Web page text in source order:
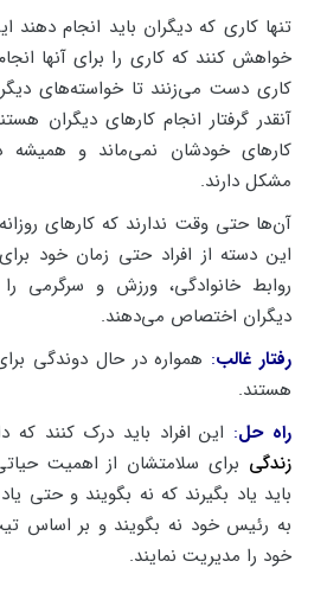
تنها کاری که دیگران باید انجام دهند
خواهش کنند که کاری را برای آنها
کاری دست می‌زنند تا خواسته‌های
آنقدر گرفتار انجام کارهای دیگران
کارهای خودشان نمی‌ماند و همیشه
مشکل دارند.
آن‌ها حتی وقت ندارند که کارهای
این دسته از افراد حتی زمان خود
روابط خانوادگی، ورزش و سرگرمی
دیگران اختصاص می‌دهند.
رفتار غالب: همواره در حال دوندگی
هستند.
راه حل: این افراد باید درک کنند که
زندگی برای سلامتشان از اهمیت
باید یاد بگیرند که نه بگویند و حتی
به رئیس خود نه بگویند و بر اساس
خود را مدیریت نمایند.